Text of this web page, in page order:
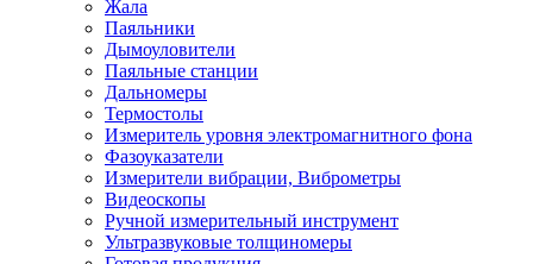
Жала
Паяльники
Дымоуловители
Паяльные станции
Дальномеры
Термостолы
Измеритель уровня электромагнитного фона
Фазоуказатели
Измерители вибрации, Виброметры
Видеоскопы
Ручной измерительный инструмент
Ультразвуковые толщиномеры